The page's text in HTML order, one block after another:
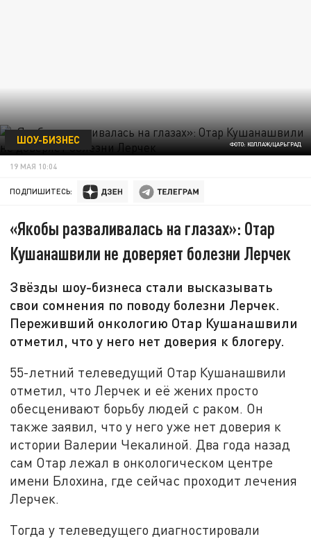
ФОТО: КОЛЛАЖ/ЦАРЬГРАД
ШОУ-БИЗНЕС
19 МАЯ 10:04
ПОДПИШИТЕСЬ:
«Якобы разваливалась на глазах»: Отар
Кушанашвили не доверяет болезни Лерчек
Звёзды шоу-бизнеса стали высказывать
свои сомнения по поводу болезни Лерчек.
Переживший онкологию Отар Кушанашвили
отметил, что у него нет доверия к блогеру.
55-летний телеведущий Отар Кушанашвили
отметил, что Лерчек и её жених просто
обесценивают борьбу людей с раком. Он
также заявил, что у него уже нет доверия к
истории Валерии Чекалиной. Два года назад
сам Отар лежал в онкологическом центре
имени Блохина, где сейчас проходит лечения
Лерчек.
Тогда у телеведущего диагностировали